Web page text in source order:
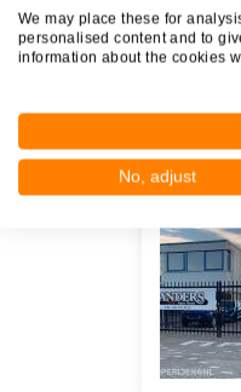
We may place these for
personalised content and to
information about the cookies
No, adjust